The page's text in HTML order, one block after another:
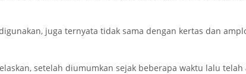
juga ternyata tidak sama dengan kertas dan
setelah diumumkan sejak beberapa waktu lalu